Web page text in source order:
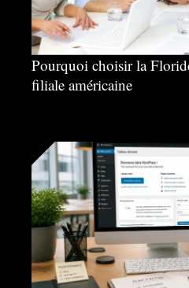
Pourquoi choisir la
filiale américaine